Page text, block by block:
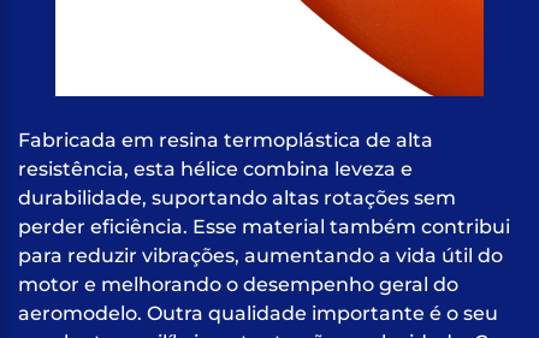
Fabricada em resina termoplástica de alta
resistência, esta hélice combina leveza e
durabilidade, suportando altas rotações sem
perder eficiência. Esse material também contribui
para reduzir vibrações, aumentando a vida útil do
motor e melhorando o desempenho geral do
aeromodelo. Outra qualidade importante é o seu